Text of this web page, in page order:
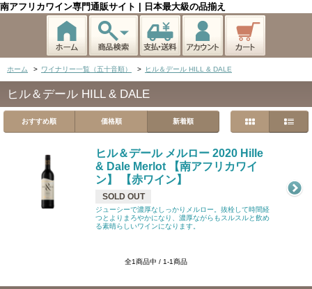
南アフリカワイン専門通販サイト | 日本最大級の品揃え
ホーム > ワイナリー一覧（五十音順） > ヒル＆デール HILL & DALE
ヒル＆デール HILL & DALE
おすすめ順 価格順 新着順
ヒル＆デール メルロー 2020 Hille
& Dale Merlot 【南アフリカワイ
ン】 【赤ワイン】
SOLD OUT
ジューシーで濃厚なしっかりメルロー。抜栓して時間経
つとよりまろやかになり、濃厚ながらもスルスルと飲め
る素晴らしいワインになります。
全1商品中 / 1-1商品